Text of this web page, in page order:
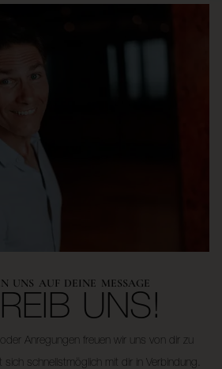
UNS AUF DEINE MESSAGE
UNS!
Anregungen freuen wir uns von dir zu
schnellstmöglich mit dir in Verbindung.